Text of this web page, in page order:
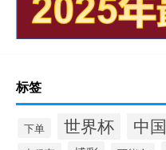
标签
下单 世界杯 中国